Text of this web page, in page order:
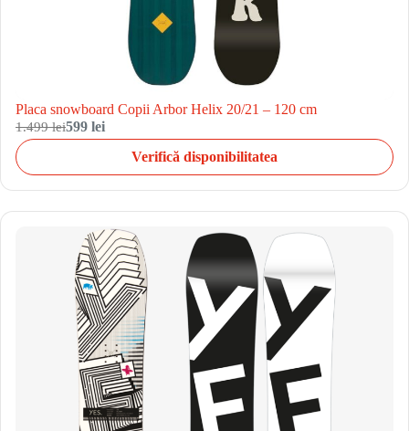
Placa snowboard Copii Arbor Helix 20/21 – 120 cm
1.499 lei599 lei
Verifică disponibilitatea